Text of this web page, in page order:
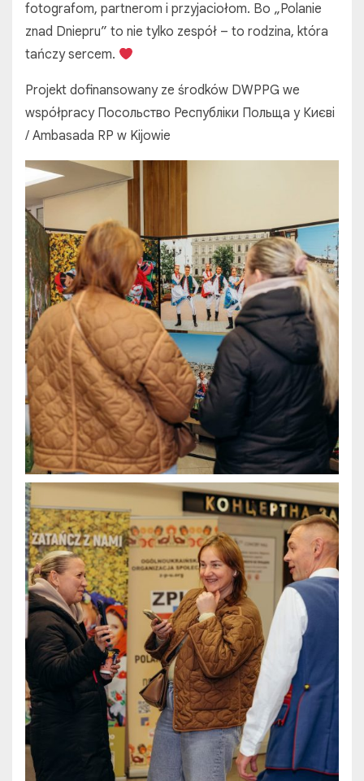
fotografom, partnerom i przyjaciołom. Bo „Polanie
znad Dniepru” to nie tylko zespół – to rodzina, która
tańczy sercem.
Projekt dofinansowany ze środków DWPPG we
współpracy Посольство Республіки Польща у Києві
/ Ambasada RP w Kijowie